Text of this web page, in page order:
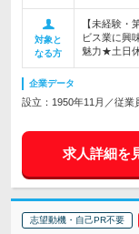
対象と
なる方
【未経験・
ビス業に興
魅力★土日
企業データ
設立：1950年11月／従業
求人詳細を
志望動機・自己PR不要